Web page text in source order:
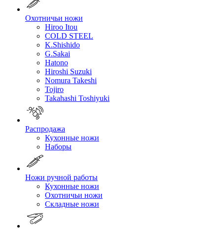
Охотничьи ножи
Hiroo Itou
COLD STEEL
K.Shishido
G.Sakai
Hatono
Hiroshi Suzuki
Nomura Takeshi
Tojiro
Takahashi Toshiyuki
Распродажа
Кухонные ножи
Наборы
Ножи ручной работы
Кухонные ножи
Охотничьи ножи
Складные ножи